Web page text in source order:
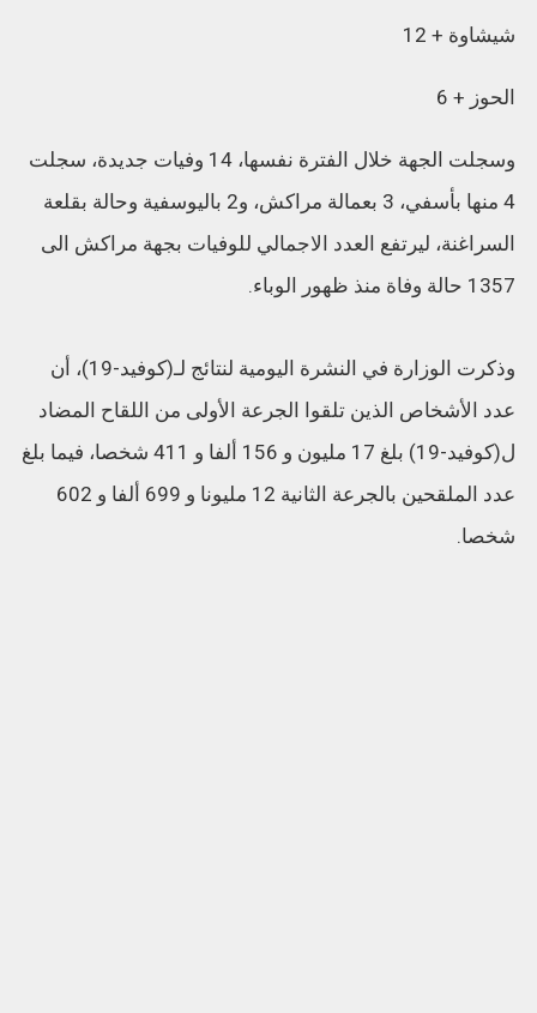
شيشاوة + 12
الحوز + 6
وسجلت الجهة خلال الفترة نفسها، 14 وفيات جديدة، سجلت
4 منها بأسفي، 3 بعمالة مراكش، و2 باليوسفية وحالة بقلعة
السراغنة، ليرتفع العدد الاجمالي للوفيات بجهة مراكش الى
1357 حالة وفاة منذ ظهور الوباء.
وذكرت الوزارة في النشرة اليومية لنتائج لـ(كوفيد-19)، أن
عدد الأشخاص الذين تلقوا الجرعة الأولى من اللقاح المضاد
ل(كوفيد-19) بلغ 17 مليون و 156 ألفا و 411 شخصا، فيما بلغ
عدد الملقحين بالجرعة الثانية 12 مليونا و 699 ألفا و 602
شخصا.